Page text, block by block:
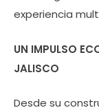
experiencia
UN IMPULSO
JALISCO
Desde su